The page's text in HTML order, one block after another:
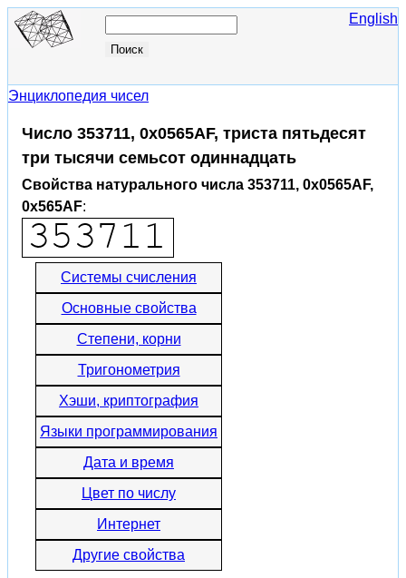
English
Энциклопедия чисел
Число 353711, 0x0565AF, триста пятьдесят
три тысячи семьсот одиннадцать
Свойства натурального числа 353711, 0x0565AF,
0x565AF:
Системы счисления
Основные свойства
Степени, корни
Тригонометрия
Хэши, криптография
Языки программирования
Дата и время
Цвет по числу
Интернет
Другие свойства